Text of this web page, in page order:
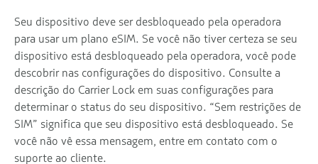
Seu dispositivo deve ser desbloqueado pela operadora
para usar um plano eSIM. Se você não tiver certeza se seu
dispositivo está desbloqueado pela operadora, você pode
descobrir nas configurações do dispositivo. Consulte a
descrição do Carrier Lock em suas configurações para
determinar o status do seu dispositivo. “Sem restrições de
SIM” significa que seu dispositivo está desbloqueado. Se
você não vê essa mensagem, entre em contato com o
suporte ao cliente.